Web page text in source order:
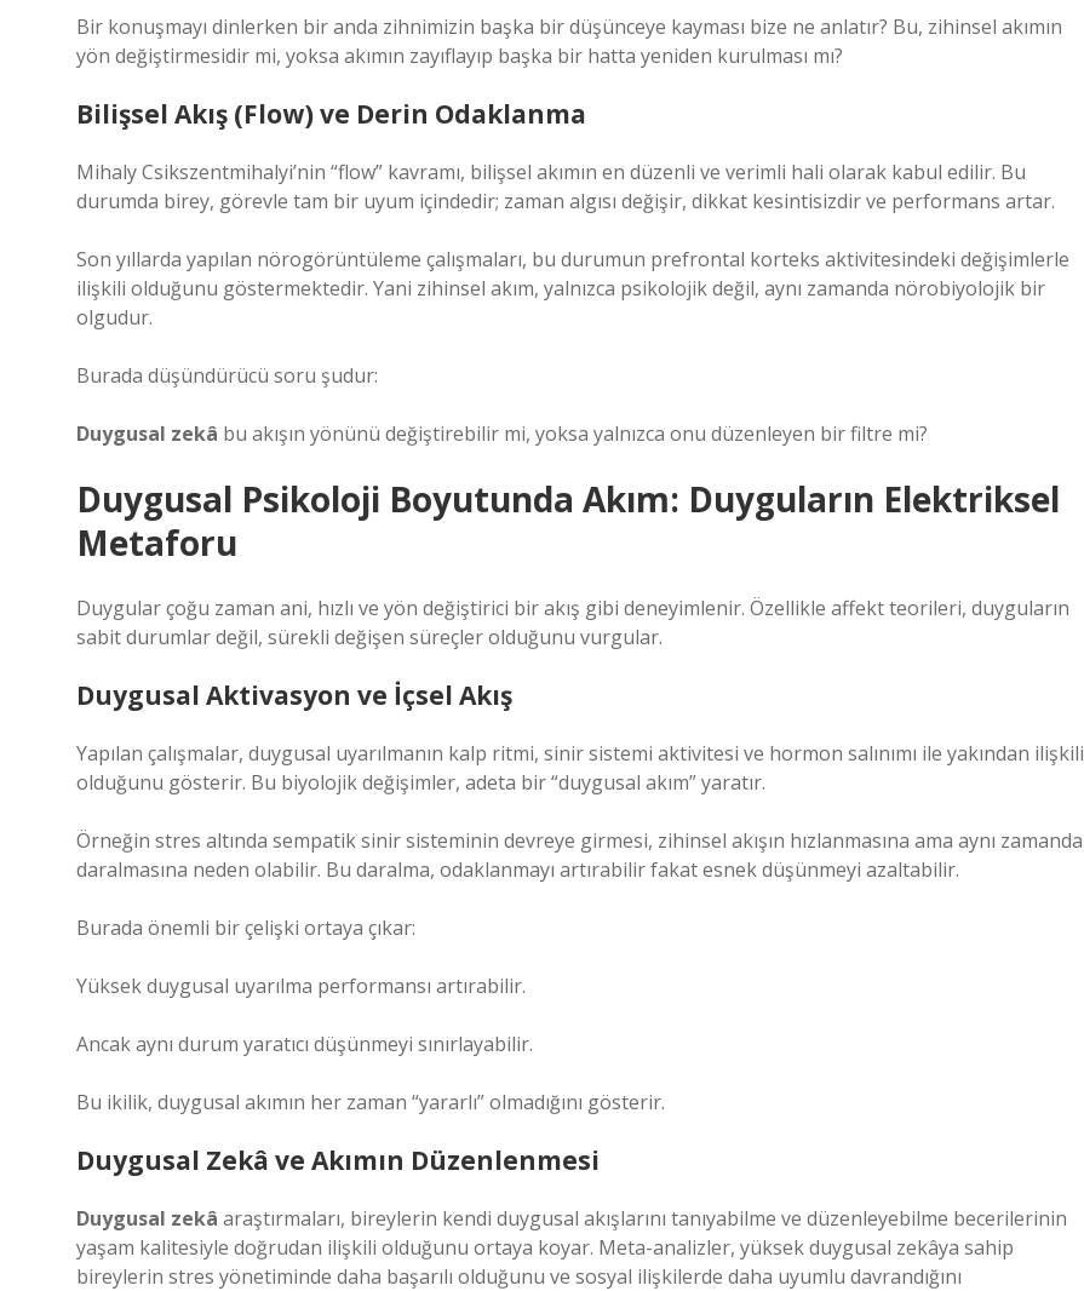
Bir konuşmayı dinlerken bir anda zihnimizin başka bir düşünceye kayması bize ne anlatır? Bu, zihinsel akımın
yön değiştirmesidir mi, yoksa akımın zayıflayıp başka bir hatta yeniden kurulması mı?
Bilişsel Akış (Flow) ve Derin Odaklanma
Mihaly Csikszentmihalyi’nin “flow” kavramı, bilişsel akımın en düzenli ve verimli hali olarak kabul edilir. Bu
durumda birey, görevle tam bir uyum içindedir; zaman algısı değişir, dikkat kesintisizdir ve performans artar.
Son yıllarda yapılan nörogörüntüleme çalışmaları, bu durumun prefrontal korteks aktivitesindeki değişimlerle
ilişkili olduğunu göstermektedir. Yani zihinsel akım, yalnızca psikolojik değil, aynı zamanda nörobiyolojik bir
olgudur.
Burada düşündürücü soru şudur:
Duygusal zekâ bu akışın yönünü değiştirebilir mi, yoksa yalnızca onu düzenleyen bir filtre mi?
Duygusal Psikoloji Boyutunda Akım: Duyguların Elektriksel
Metaforu
Duygular çoğu zaman ani, hızlı ve yön değiştirici bir akış gibi deneyimlenir. Özellikle affekt teorileri, duyguların
sabit durumlar değil, sürekli değişen süreçler olduğunu vurgular.
Duygusal Aktivasyon ve İçsel Akış
Yapılan çalışmalar, duygusal uyarılmanın kalp ritmi, sinir sistemi aktivitesi ve hormon salınımı ile yakından ilişkili
olduğunu gösterir. Bu biyolojik değişimler, adeta bir “duygusal akım” yaratır.
Örneğin stres altında sempatik sinir sisteminin devreye girmesi, zihinsel akışın hızlanmasına ama aynı zamanda
daralmasına neden olabilir. Bu daralma, odaklanmayı artırabilir fakat esnek düşünmeyi azaltabilir.
Burada önemli bir çelişki ortaya çıkar:
Yüksek duygusal uyarılma performansı artırabilir.
Ancak aynı durum yaratıcı düşünmeyi sınırlayabilir.
Bu ikilik, duygusal akımın her zaman “yararlı” olmadığını gösterir.
Duygusal Zekâ ve Akımın Düzenlenmesi
Duygusal zekâ araştırmaları, bireylerin kendi duygusal akışlarını tanıyabilme ve düzenleyebilme becerilerinin
yaşam kalitesiyle doğrudan ilişkili olduğunu ortaya koyar. Meta-analizler, yüksek duygusal zekâya sahip
bireylerin stres yönetiminde daha başarılı olduğunu ve sosyal ilişkilerde daha uyumlu davrandığını